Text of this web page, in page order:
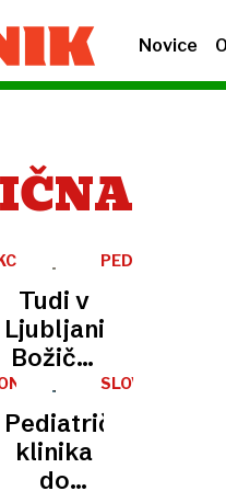
Novice
PEDIATRIČNA
Tudi v
Ljubljani
Božički
razveselili
bolne
otroke
SLOVENIJA
Pediatrična
klinika
do